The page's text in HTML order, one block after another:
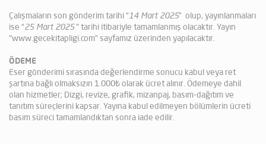
Çalışmaların son gönderim tarihi “14Mart 2025” olup, yayınlanmaları
ise “25 Mart 2025 " tarihi itibariyle tamamlanmış olacaktır. Yayın
"www.gecekitapligi.com" sayfamız üzerinden yapılacaktır.
ÖDEME
Eser gönderimi sırasında değerlendirme sonucu kabul veya ret
şartına bağlı olmaksızın 1.000₺ olarak ücret alınır. Ödemeye dahil
olan hizmetler; Dizgi, revize, grafik, mizanpaj, basım-dağıtım ve
tanıtım süreçlerini kapsar. Yayına kabul edilmeyen bölümlerin ücreti
basım süreci tamamlandıktan sonra iade edilir.